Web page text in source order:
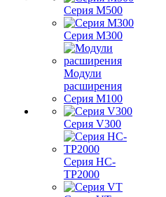
Серия M500
Серия M300
Модули
расширения
Серия M100
Серия V300
Серия HC-
TP2000